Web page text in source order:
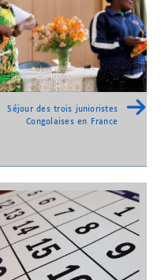
Séjour des trois junioristes
Congolaises en France